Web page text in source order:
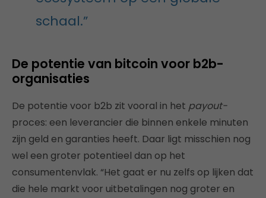
schaal.”
De potentie van bitcoin voor b2b-
organisaties
De potentie voor b2b zit vooral in het payout-
proces: een leverancier die binnen enkele minuten
zijn geld en garanties heeft. Daar ligt misschien nog
wel een groter potentieel dan op het
consumentenvlak. “Het gaat er nu zelfs op lijken dat
die hele markt voor uitbetalingen nog groter en